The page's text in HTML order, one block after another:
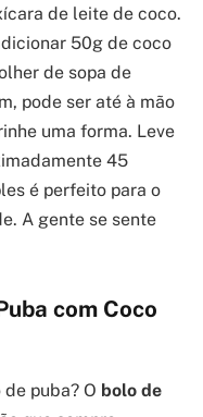
de leite de coco.
50g de coco
de sopa de
pode ser até à mão
uma forma. Leve
45
é perfeito para o
A gente se sente
com Coco
puba? O bolo de